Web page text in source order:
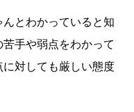
とわかっていると知
手や弱点をわかって
対しても厳しい態度